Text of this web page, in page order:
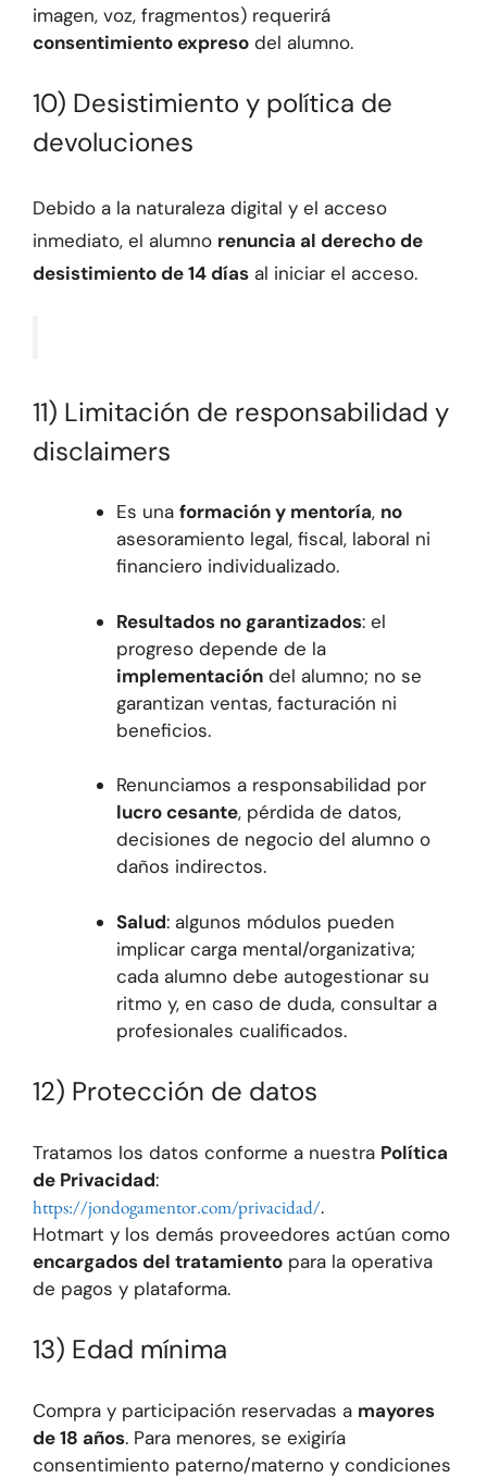
imagen, voz, fragmentos) requerirá
consentimiento expreso del alumno.
10) Desistimiento y política de
devoluciones
Debido a la naturaleza digital y el acceso
inmediato, el alumno renuncia al derecho de
desistimiento de 14 días al iniciar el acceso.
11) Limitación de responsabilidad y
disclaimers
Es una formación y mentoría, no
asesoramiento legal, fiscal, laboral ni
financiero individualizado.
Resultados no garantizados: el
progreso depende de la
implementacióndel alumno; no se
garantizan ventas, facturación ni
beneficios.
Renunciamos a responsabilidad por
lucro cesante, pérdida de datos,
decisiones de negocio del alumno o
daños indirectos.
Salud: algunos módulos pueden
implicar carga mental/organizativa;
cada alumno debe autogestionar su
ritmo y, en caso de duda, consultar a
profesionales cualificados.
12) Protección de datos
Tratamos los datos conforme a nuestra Política
de Privacidad:
https://jondogamentor.com/privacidad/.
Hotmart y los demás proveedores actúan como
encargados del tratamiento para la operativa
de pagos y plataforma.
13) Edad mínima
Compra y participación reservadas a mayores
de 18 años. Para menores, se exigiría
consentimiento paterno/materno y condiciones